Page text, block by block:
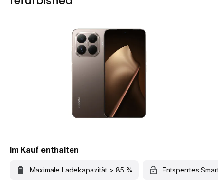
Im Kauf enthalten
Maximale Ladekapazität > 85 % Entsperrtes